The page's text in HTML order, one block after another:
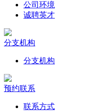
公司环境
诚聘英才
分支机构
分支机构
预约联系
联系方式